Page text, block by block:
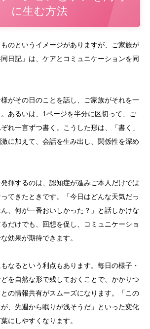
に生む方法
のというイメージがありますが、ご家族が
日記」は、ケアとコミュニケーションを同
がその日のことを話し、ご家族がそれを一
あるいは、1ページを半分に区切って、ご
れ一言ずつ書く。こうした形は、「書く」
に加えて、会話を生み出し、関係性を深め
揮するのは、認知症が進みご本人だけでは
てきたときです。「今日はどんな天気だっ
、何が一番おいしかった？」と話しかけな
だけでも、回想を促し、コミュニケーショ
効果が期待できます。
なるという利点もあります。毎日の様子・
を自然な形で残しておくことで、かかりつ
の情報共有がスムーズになります。「この
、先週から眠りが浅そうだ」といった変化
にしやすくなります。